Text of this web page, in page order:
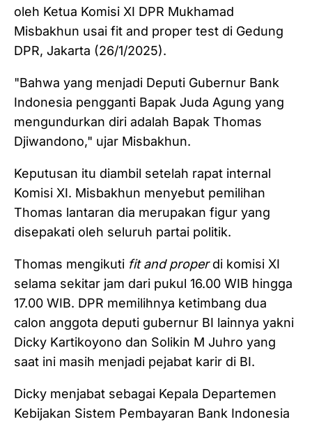
oleh Ketua Komisi XI DPR Mukhamad
Misbakhun usai fit and proper test di Gedung
DPR, Jakarta (26/1/2025).
"Bahwa yang menjadi Deputi Gubernur Bank
Indonesia pengganti Bapak Juda Agung yang
mengundurkan diri adalah Bapak Thomas
Djiwandono," ujar Misbakhun.
Keputusan itu diambil setelah rapat internal
Komisi XI. Misbakhun menyebut pemilihan
Thomas lantaran dia merupakan figur yang
disepakati oleh seluruh partai politik.
Thomas mengikuti fit and properdi komisi XI
selama sekitar jam dari pukul 16.00 WIB hingga
17.00 WIB. DPR memilihnya ketimbang dua
calon anggota deputi gubernur BI lainnya yakni
Dicky Kartikoyono dan Solikin M Juhro yang
saat ini masih menjadi pejabat karir di BI.
Dicky menjabat sebagai Kepala Departemen
Kebijakan Sistem Pembayaran Bank Indonesia